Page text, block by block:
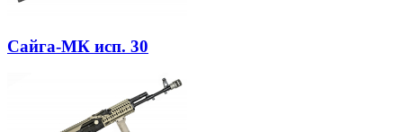
Сайга-МК исп. 30